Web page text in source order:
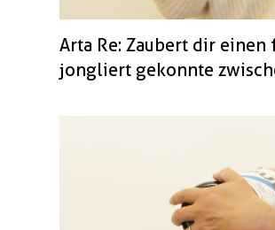
Arta Re: Zaubert dir einen
jongliert gekonnte